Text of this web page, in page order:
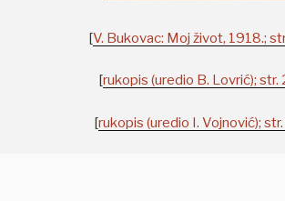
[V. Bukovac: Moj život, 1918.;
[rukopis (uredio B. Lovrić); str.
[rukopis (uredio I. Vojnović);